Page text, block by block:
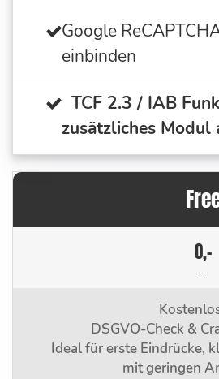
Google
einbinden
TCF 2.3 / IAB
zusätzliches Modul
0,-
–
DSGVO-Check &
Ideal für erste Eindrücke,
mit geringen